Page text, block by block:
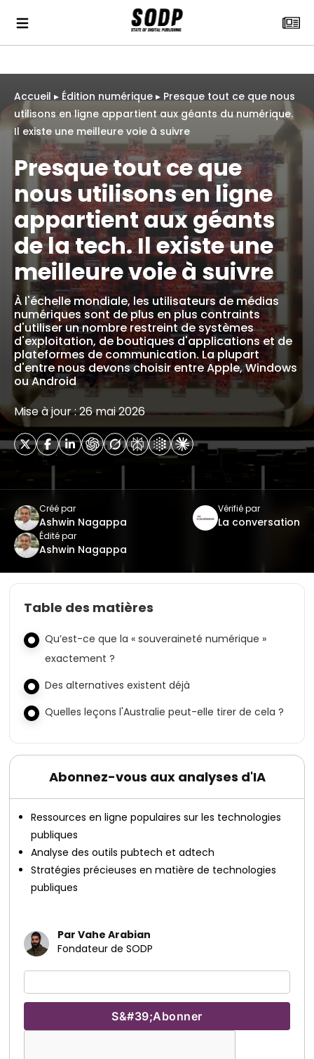
Accueil ▸ Édition numérique ▸ Presque tout ce que nous
utilisons en ligne appartient aux géants du numérique.
Il existe une meilleure voie à suivre
Presque tout ce que
nous utilisons en ligne
appartient aux géants
de la tech. Il existe une
meilleure voie à suivre
À l'échelle mondiale, les utilisateurs de médias
numériques sont de plus en plus contraints
d'utiliser un nombre restreint de systèmes
d'exploitation, de boutiques d'applications et de
plateformes de communication. La plupart
d'entre nous devons choisir entre Apple, Windows
ou Android
Mise à jour : 26 mai 2026
Créé par
Ashwin Nagappa
Vérifié par
La conversation
Édité par
Ashwin Nagappa
Table des matières
Qu’est-ce que la « souveraineté numérique »
exactement ?
Des alternatives existent déjà
Quelles leçons l'Australie peut-elle tirer de cela ?
Abonnez-vous aux analyses d'IA
Ressources en ligne populaires sur les technologies
publiques
Analyse des outils pubtech et adtech
Stratégies précieuses en matière de technologies
publiques
Par Vahe Arabian
Fondateur de SODP